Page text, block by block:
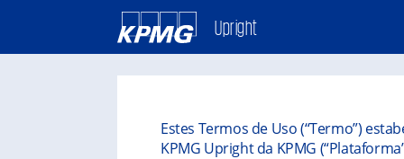
Upright
Estes Termos de Uso (“Termo”)
KPMG Upright da KPMG